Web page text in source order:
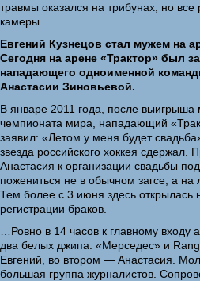
травмы оказался на трибунах, но все
камеры.
Евгений Кузнецов стал мужем на
Сегодня на арене «Трактор» был
нападающего одноименной
Анастасии Зиновьевой.
В январе 2011 года, после
чемпионата мира, нападающий
заявил: «Летом у меня будет
звезда российского хоккея сдержал.
Анастасия к организации свадьбы
пожениться не в обычном загсе, а на
Тем более с 3 июня здесь открылась
регистрации браков.
…Ровно в 14 часов к главному входу
два белых джипа: «Мерседес» и
Евгений, во втором — Анастасия.
большая группа журналистов.